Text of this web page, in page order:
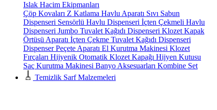
Islak Hacim Ekipmanları
Çöp Kovaları Z Katlama Havlu Aparatı Sıvı Sabun
Dispenseri Sensörlü Havlu Dispenseri İçten Çekmeli Havlu
Dispenseri Jumbo Tuvalet Kağıdı Dispenseri Klozet Kapak
Örtüsü Aparatı İçten Çekme Tuvalet Kağıdı Dispenseri
Dispenser Peçete Aparatı El Kurutma Makinesi Klozet
Fırçaları Hijyenik Otomatik Klozet Kapağı Hijyen Kutusu
Saç Kurutma Makinesi Banyo Aksesuarları Kombine Set
Temizlik Sarf Malzemeleri